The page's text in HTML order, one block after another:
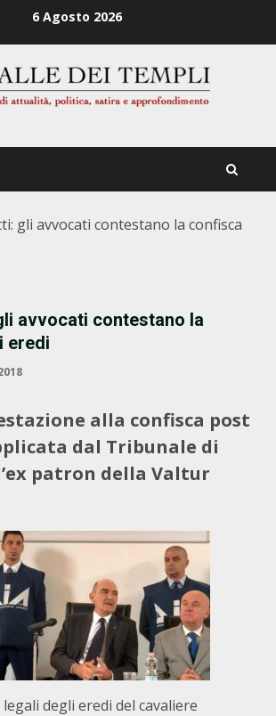
6 Agosto 2026
gli avvocati contestano la confisca
avvocati contestano la
eredi
alla confisca post
dal Tribunale di
patron della Valtur
degli eredi del cavaliere